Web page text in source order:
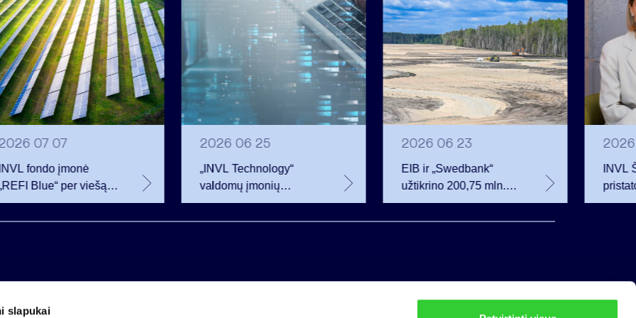
slapukai
07 07
INVL fondo įmonė
Blue“ per viešą
emisiją
12 mln. eurų –
2026 06 25
„INVL Technology“
valdomų įmonių
darbuotojai realizavo
opcionus ir tapo
2026 06 23
EIB ir „Swedbank“
užtikrino 200,75 mln.
eurų finansavimą
Rūdninkų karinio
INVL